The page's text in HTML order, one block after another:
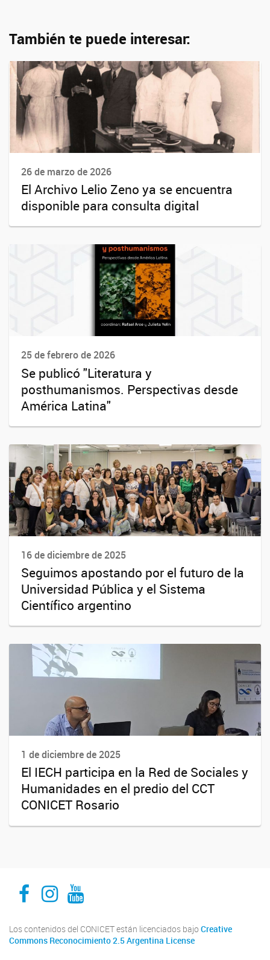
También te puede interesar:
26 de marzo de 2026
El Archivo Lelio Zeno ya se encuentra
disponible para consulta digital
25 de febrero de 2026
Se publicó "Literatura y
posthumanismos. Perspectivas desde
América Latina"
16 de diciembre de 2025
Seguimos apostando por el futuro de la
Universidad Pública y el Sistema
Científico argentino
1 de diciembre de 2025
El IECH participa en la Red de Sociales y
Humanidades en el predio del CCT
CONICET Rosario
Facebook
Instagram
Youtube
Los contenidos del CONICET están licenciados bajo Creative
Commons Reconocimiento 2.5 Argentina License